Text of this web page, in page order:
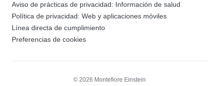
Aviso de prácticas de privacidad: Información de salud
Política de privacidad: Web y aplicaciones móviles
Línea directa de cumplimiento
Preferencias de cookies
© 2026 Montefiore Einstein